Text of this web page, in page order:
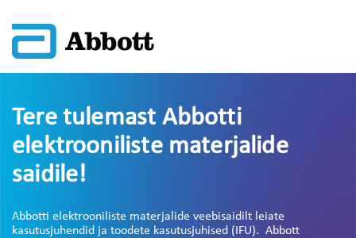
Tere tulemast Abbotti
elektrooniliste materjalide
saidile!
Abbotti elektrooniliste materjalide veebisaidilt leiate
kasutusjuhendid ja toodete kasutusjuhised (IFU). Abbott